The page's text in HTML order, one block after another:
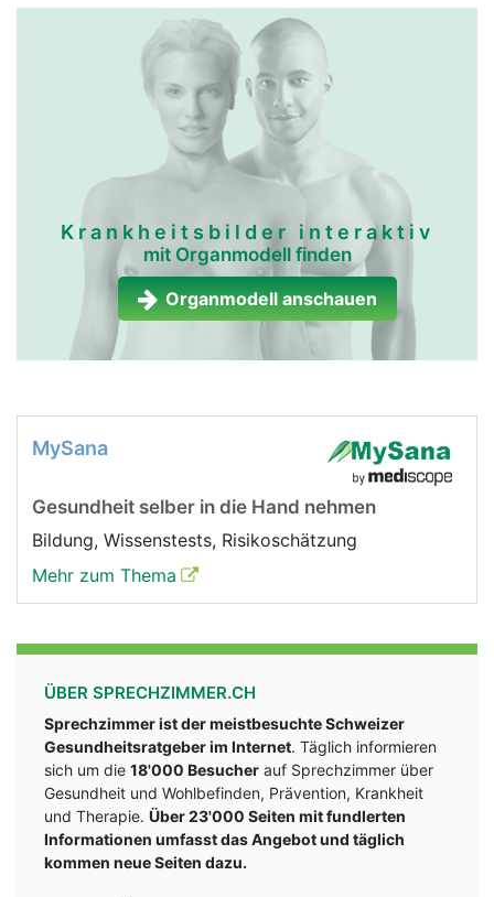
Krankheitsbilder interaktiv
mit Organmodell finden
Organmodell anschauen
MySana
Gesundheit selber in die Hand nehmen
Bildung, Wissenstests, Risikoschätzung
Mehr zum Thema
ÜBER SPRECHZIMMER.CH
Sprechzimmer ist der meistbesuchte Schweizer
Gesundheitsratgeber im Internet. Täglich informieren
sich um die 18'000 Besucher auf Sprechzimmer über
Gesundheit und Wohlbefinden, Prävention, Krankheit
und Therapie. Über 23'000 Seiten mit fundlerten
Informationen umfasst das Angebot und täglich
kommen neue Seiten dazu.